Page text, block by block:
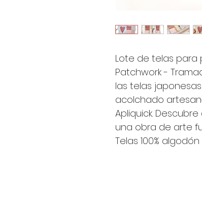
Lote de telas para
Patchwork -
las telas
acolchado
Apliquick.
una obra de arte
Telas 100%